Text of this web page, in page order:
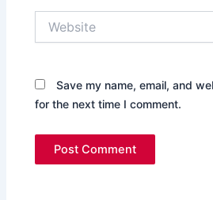
Save my name, email, and
for the next time I comment.